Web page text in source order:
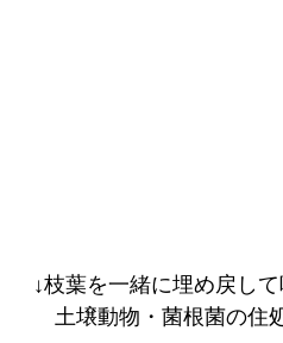
↓枝葉を一緒に埋め戻し
土壌動物・菌根菌の住